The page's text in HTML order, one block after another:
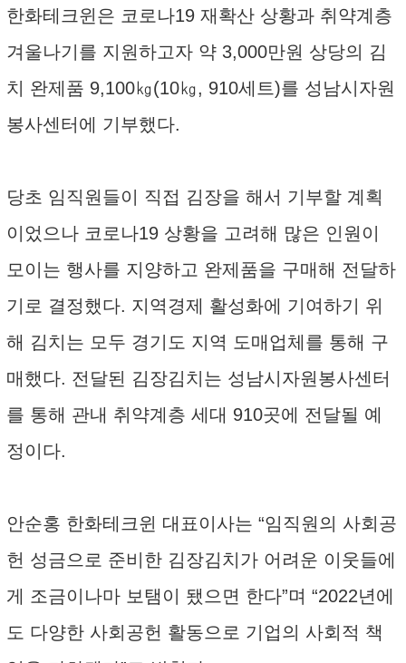
한화테크윈은 코로나19 재확산 상황과 취약계층
겨울나기를 지원하고자 약 3,000만원 상당의 김
치 완제품 9,100㎏(10㎏, 910세트)를 성남시자원
봉사센터에 기부했다.
당초 임직원들이 직접 김장을 해서 기부할 계획
이었으나 코로나19 상황을 고려해 많은 인원이
모이는 행사를 지양하고 완제품을 구매해 전달하
기로 결정했다. 지역경제 활성화에 기여하기 위
해 김치는 모두 경기도 지역 도매업체를 통해 구
매했다. 전달된 김장김치는 성남시자원봉사센터
를 통해 관내 취약계층 세대 910곳에 전달될 예
정이다.
안순홍 한화테크윈 대표이사는 “임직원의 사회공
헌 성금으로 준비한 김장김치가 어려운 이웃들에
게 조금이나마 보탬이 됐으면 한다”며 “2022년에
도 다양한 사회공헌 활동으로 기업의 사회적 책